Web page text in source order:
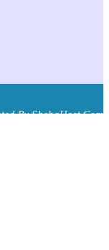
By ShebaHost.Com